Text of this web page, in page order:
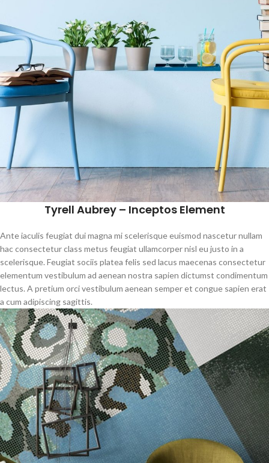
Tyrell Aubrey – Inceptos Element
Ante iaculis feugiat dui magna mi scelerisque euismod nascetur nullam
hac consectetur class metus feugiat ullamcorper nisl eu justo in a
scelerisque. Feugiat sociis platea felis sed lacus maecenas consectetur
elementum vestibulum ad aenean nostra sapien dictumst condimentum
lectus. A pretium orci vestibulum aenean semper et congue sapien erat
a cum adipiscing sagittis.